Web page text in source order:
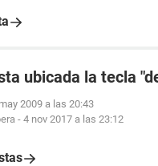
ubicada la tecla
2009 a las 20:43
- 4 nov 2017 a las 23:12